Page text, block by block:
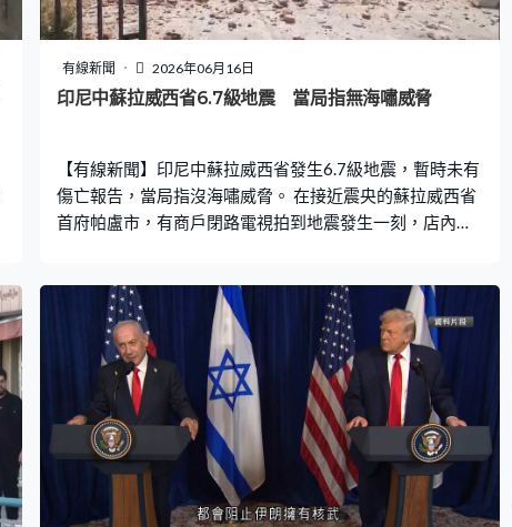
有線新聞 2026年06月16日
印尼中蘇拉威西省6.7級地震 當局指無海嘯威脅
【有線新聞】印尼中蘇拉威西省發生6.7級地震，暫時未有
傷亡報告，當局指沒海嘯威脅。 在接近震央的蘇拉威西省
首府帕盧市，有商戶閉路電視拍到地震發生一刻，店內劇
生，強度達6.7級，震央位於帕盧市東南約42公里，震源深
度約10公里，屬極淺層地震，之後發生多次餘震，最強一
次5.2級。當地2018年曾發生強烈地震並觸發海嘯，造成
逾4,000人死亡。